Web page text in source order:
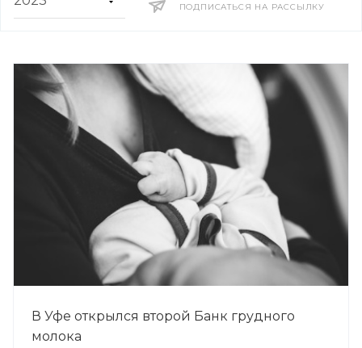
ПОДПИСАТЬСЯ НА РАССЫЛКУ
В Уфе открылся второй Банк грудного
молока